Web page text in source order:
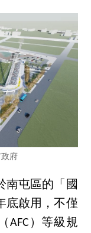
府
南屯區的「國
底啟用，不僅
AFC）等級規